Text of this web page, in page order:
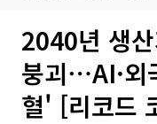
2040년 생
붕괴⋯AI·외
혈' [리코드